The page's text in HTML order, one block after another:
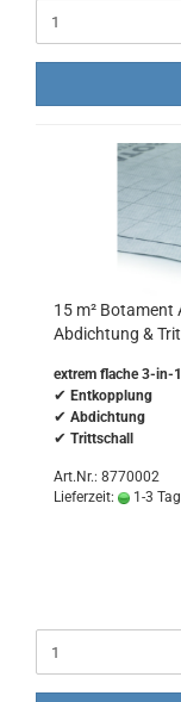
15 m² Botament
Abdichtung &
extrem flache 3-in-
✔ Entkopplung
✔ Abdichtung
✔ Trittschall
Art.Nr.: 8770002
Lieferzeit:
1-3